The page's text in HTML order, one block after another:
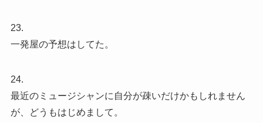
23.
一発屋の予想はしてた。
24.
最近のミュージシャンに自分が疎いだけかもしれません
が、どうもはじめまして。